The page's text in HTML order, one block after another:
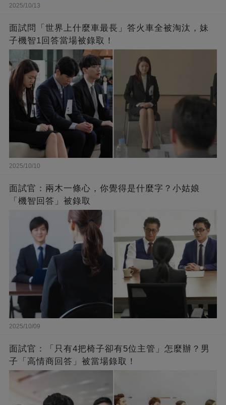
2025/10/13
面試問「世​​界上什麼車最長」答火車全被淘汰，妹
子機智1回答當場被錄取！
2025/10/10
面試官：兩木一條心，你覺得是什麼字？小姑娘
「機智回答」被錄取
2025/10/09
面試官：「只有4把椅子卻有5位主管」怎麼辦？男
子「高情商回答」被當場錄取！